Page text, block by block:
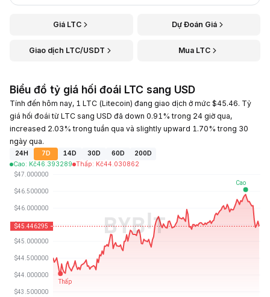
Giá LTC Dự Đoán Giá
Giao dịch LTC/USDT Mua LTC
Biểu đồ tỷ giá hối đoái LTC sang USD
Tính đến hôm nay, 1 LTC (Litecoin) đang giao dịch ở mức $45.46. Tỷ
giá hối đoái từ LTC sang USD đã down 0.91% trong 24 giờ qua,
increased 2.03% trong tuần qua và slightly upward 1.70% trong 30
ngày qua.
24H 7D 14D 30D 60D
200D
Cao: Kč46.393289 Thấp: Kč44.030862
Cập Nhật Lần Cuối: 2026-08-10, 02:59 GMT+0